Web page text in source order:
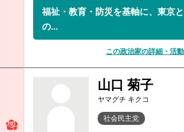
福祉・教育・防災を基軸に、東京
の...
この政治家の詳細・活動
山口 菊子
ヤマグチ キクコ
社会民主党